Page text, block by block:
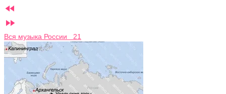


Вся музыка России 21